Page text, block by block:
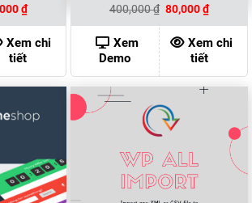
₫.
₫Giá
hiện
tại
là:
80,000 ₫.
Xem chi
tiết
400,000₫ Giá
gốc
là:
400,000 ₫.
80,000₫Giá
hiện
tại
là:
80,000
Xem
Demo
Xem chi
tiết